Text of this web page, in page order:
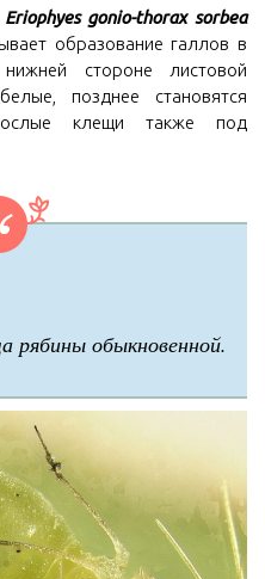
Eriophyes gonio-thorax sorbea
образование галлов в
стороне листовой
позднее становятся
клещи также под
рябины обыкновенной.